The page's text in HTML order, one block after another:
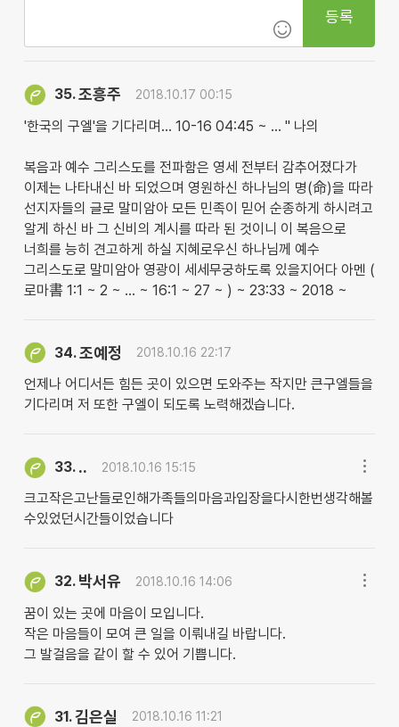
등록
35.조흥주 2018.10.17 00:15
'한국의 구엘'을 기다리며... 10-16 04:45 ~ … " 나의
복음과 예수 그리스도를 전파함은 영세 전부터 감추어졌다가
이제는 나타내신 바 되었으며 영원하신 하나님의 명(命)을 따라
선지자들의 글로 말미암아 모든 민족이 믿어 순종하게 하시려고
알게 하신 바 그 신비의 계시를 따라 된 것이니 이 복음으로
너희를 능히 견고하게 하실 지혜로우신 하나님께 예수
그리스도로 말미암아 영광이 세세무궁하도록 있을지어다 아멘 (
로마書 1:1 ~ 2 ~ … ~ 16:1 ~ 27 ~ ) ~ 23:33 ~ 2018 ~
34.조예정 2018.10.16 22:17
언제나 어디서든 힘든 곳이 있으면 도와주는 작지만 큰구엘들을
기다리며 저 또한 구엘이 되도록 노력해겠습니다.
33. .. 2018.10.16 15:15
크고작은고난들로인해가족들의마음과입장을다시한번생각해볼
수있었던시간들이었습니다
32. 박서유 2018.10.16 14:06
꿈이 있는 곳에 마음이 모입니다.
작은 마음들이 모여 큰 일을 이뤄내길 바랍니다.
그 발걸음을 같이 할 수 있어 기쁩니다.
31.김은실 2018.10.16 11:21